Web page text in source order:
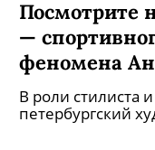
В
сервис для
За каждую
баллы и